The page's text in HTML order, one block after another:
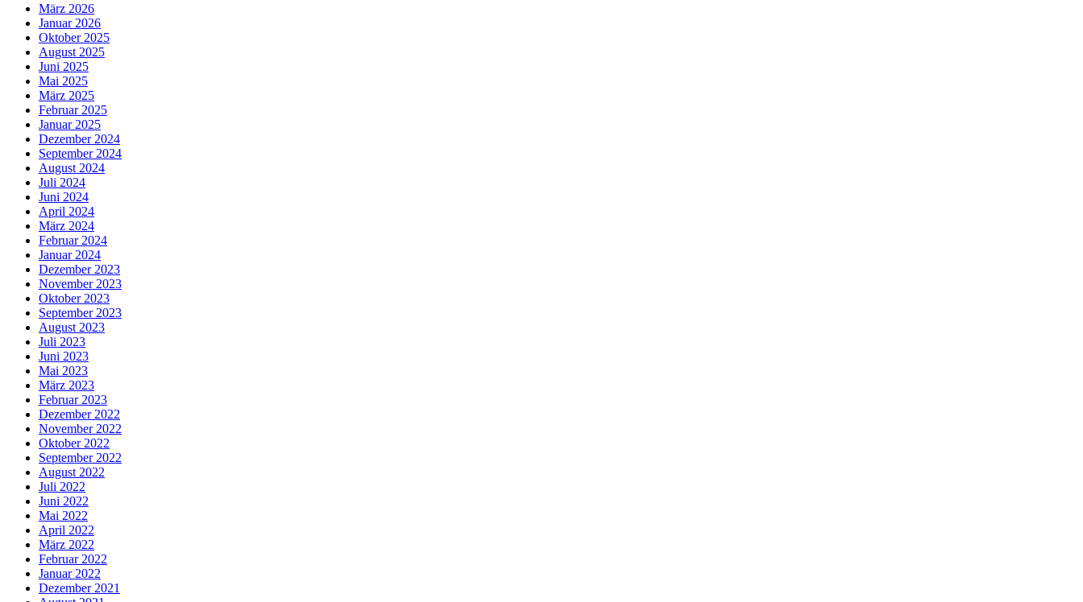
März 2026
Januar 2026
Oktober 2025
August 2025
Juni 2025
Mai 2025
März 2025
Februar 2025
Januar 2025
Dezember 2024
September 2024
August 2024
Juli 2024
Juni 2024
April 2024
März 2024
Februar 2024
Januar 2024
Dezember 2023
November 2023
Oktober 2023
September 2023
August 2023
Juli 2023
Juni 2023
Mai 2023
März 2023
Februar 2023
Dezember 2022
November 2022
Oktober 2022
September 2022
August 2022
Juli 2022
Juni 2022
Mai 2022
April 2022
März 2022
Februar 2022
Januar 2022
Dezember 2021